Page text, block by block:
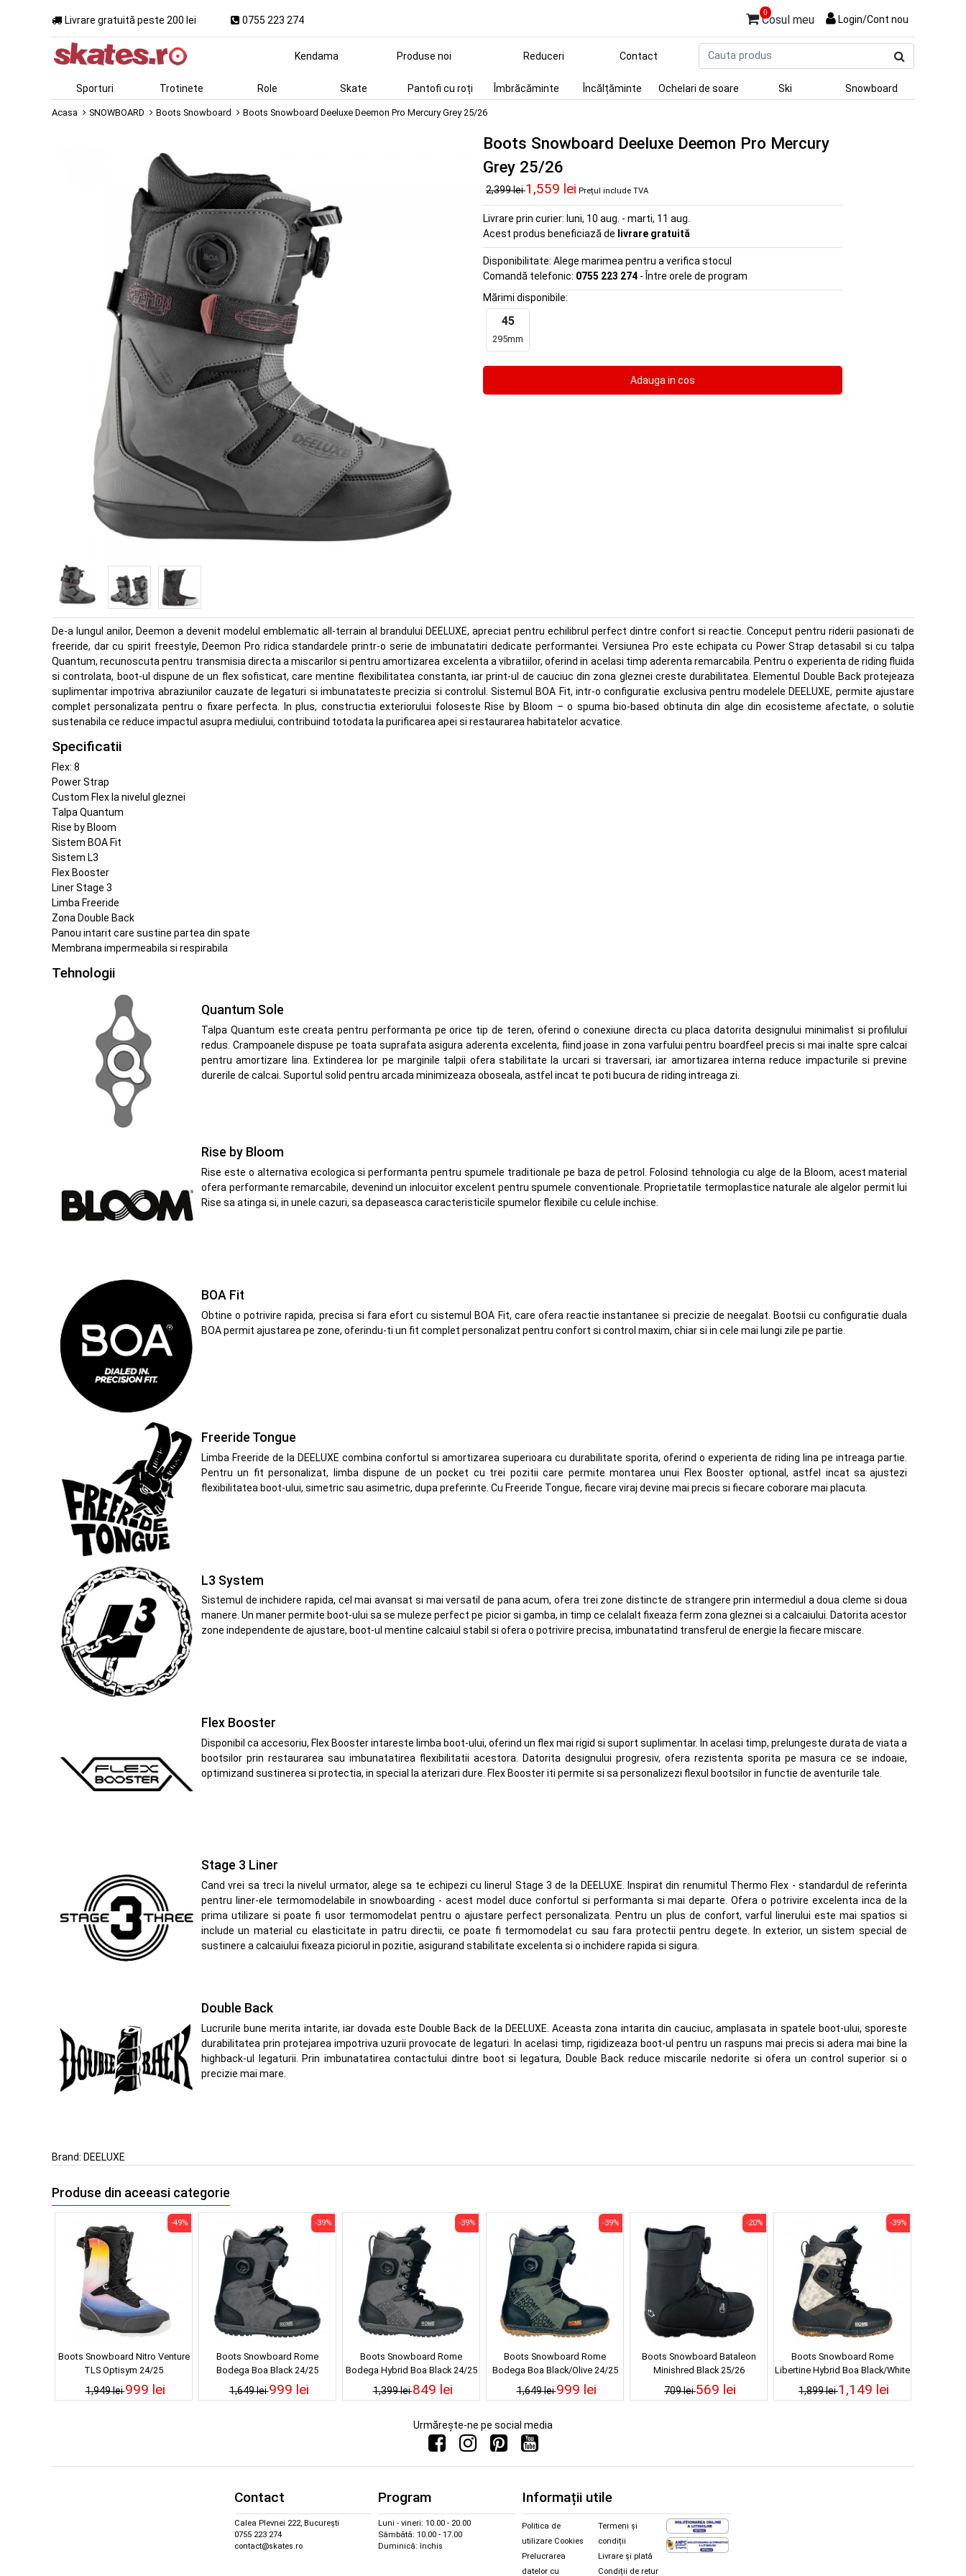
Livrare gratuită peste 200 lei 0755 223 274
0
Cosul meu Login/Cont nou
produs
Kendama Produse noi Reduceri Contact
Sporturi Trotinete Role Skate Pantofi cu roți Îmbrăcăminte Încălțăminte Ochelari de soare Ski Snowboard
Acasa SNOWBOARD Boots Snowboard Boots Snowboard Deeluxe Deemon Pro Mercury Grey 25/26
Boots Snowboard Deeluxe Deemon Pro Mercury
Grey 25/26
2,399 lei1,559 lei Prețul include TVA
Livrare prin curier: luni, 10 aug. - marti, 11 aug.
Acest produs beneficiază de livrare gratuită
Disponibilitate: Alege marimea pentru a verifica stocul
Comandă telefonic: 0755 223 274 - Între orele de program
Mărimi disponibile:
45
295mm
De-a lungul anilor, Deemon a devenit modelul emblematic all-terrain al brandului DEELUXE, apreciat pentru echilibrul perfect dintre confort si reactie. Conceput pentru riderii pasionati de
freeride, dar cu spirit freestyle, Deemon Pro ridica standardele printr-o serie de imbunatatiri dedicate performantei. Versiunea Pro este echipata cu Power Strap detasabil si cu talpa
Quantum, recunoscuta pentru transmisia directa a miscarilor si pentru amortizarea excelenta a vibratiilor, oferind in acelasi timp aderenta remarcabila. Pentru o experienta de riding fluida
si controlata, boot-ul dispune de un flex sofisticat, care mentine flexibilitatea constanta, iar print-ul de cauciuc din zona gleznei creste durabilitatea. Elementul Double Back protejeaza
suplimentar impotriva abraziunilor cauzate de legaturi si imbunatateste precizia si controlul. Sistemul BOA Fit, intr-o configuratie exclusiva pentru modelele DEELUXE, permite ajustare
complet personalizata pentru o fixare perfecta. In plus, constructia exteriorului foloseste Rise by Bloom – o spuma bio-based obtinuta din alge din ecosisteme afectate, o solutie
sustenabila ce reduce impactul asupra mediului, contribuind totodata la purificarea apei si restaurarea habitatelor acvatice.
Specificatii
Flex: 8
Power Strap
Custom Flex la nivelul gleznei
Talpa Quantum
Rise by Bloom
Sistem BOA Fit
Sistem L3
Flex Booster
Liner Stage 3
Limba Freeride
Zona Double Back
Panou intarit care sustine partea din spate
Membrana impermeabila si respirabila
Tehnologii
Quantum Sole
Talpa Quantum este creata pentru performanta pe orice tip de teren, oferind o conexiune directa cu placa datorita designului minimalist si profilului
redus. Crampoanele dispuse pe toata suprafata asigura aderenta excelenta, fiind joase in zona varfului pentru boardfeel precis si mai inalte spre calcai
pentru amortizare lina. Extinderea lor pe marginile talpii ofera stabilitate la urcari si traversari, iar amortizarea interna reduce impacturile si previne
durerile de calcai. Suportul solid pentru arcada minimizeaza oboseala, astfel incat te poti bucura de riding intreaga zi.
Rise by Bloom
Rise este o alternativa ecologica si performanta pentru spumele traditionale pe baza de petrol. Folosind tehnologia cu alge de la Bloom, acest material
ofera performante remarcabile, devenind un inlocuitor excelent pentru spumele conventionale. Proprietatile termoplastice naturale ale algelor permit lui
Rise sa atinga si, in unele cazuri, sa depaseasca caracteristicile spumelor flexibile cu celule inchise.
BOA Fit
Obtine o potrivire rapida, precisa si fara efort cu sistemul BOA Fit, care ofera reactie instantanee si precizie de neegalat. Bootsii cu configuratie duala
BOA permit ajustarea pe zone, oferindu-ti un fit complet personalizat pentru confort si control maxim, chiar si in cele mai lungi zile pe partie.
Freeride Tongue
Limba Freeride de la DEELUXE combina confortul si amortizarea superioara cu durabilitate sporita, oferind o experienta de riding lina pe intreaga partie.
Pentru un fit personalizat, limba dispune de un pocket cu trei pozitii care permite montarea unui Flex Booster optional, astfel incat sa ajustezi
flexibilitatea boot-ului, simetric sau asimetric, dupa preferinte. Cu Freeride Tongue, fiecare viraj devine mai precis si fiecare coborare mai placuta.
L3 System
Sistemul de inchidere rapida, cel mai avansat si mai versatil de pana acum, ofera trei zone distincte de strangere prin intermediul a doua cleme si doua
manere. Un maner permite boot-ului sa se muleze perfect pe picior si gamba, in timp ce celalalt fixeaza ferm zona gleznei si a calcaiului. Datorita acestor
zone independente de ajustare, boot-ul mentine calcaiul stabil si ofera o potrivire precisa, imbunatatind transferul de energie la fiecare miscare.
Flex Booster
Disponibil ca accesoriu, Flex Booster intareste limba boot-ului, oferind un flex mai rigid si suport suplimentar. In acelasi timp, prelungeste durata de viata a
bootsilor prin restaurarea sau imbunatatirea flexibilitatii acestora. Datorita designului progresiv, ofera rezistenta sporita pe masura ce se indoaie,
optimizand sustinerea si protectia, in special la aterizari dure. Flex Booster iti permite si sa personalizezi flexul bootsilor in functie de aventurile tale.
Stage 3 Liner
Cand vrei sa treci la nivelul urmator, alege sa te echipezi cu linerul Stage 3 de la DEELUXE. Inspirat din renumitul Thermo Flex - standardul de referinta
pentru liner-ele termomodelabile in snowboarding - acest model duce confortul si performanta si mai departe. Ofera o potrivire excelenta inca de la
prima utilizare si poate fi usor termomodelat pentru o ajustare perfect personalizata. Pentru un plus de confort, varful linerului este mai spatios si
include un material cu elasticitate in patru directii, ce poate fi termomodelat cu sau fara protectii pentru degete. In exterior, un sistem special de
sustinere a calcaiului fixeaza piciorul in pozitie, asigurand stabilitate excelenta si o inchidere rapida si sigura.
Double Back
Lucrurile bune merita intarite, iar dovada este Double Back de la DEELUXE. Aceasta zona intarita din cauciuc, amplasata in spatele boot-ului, sporeste
durabilitatea prin protejarea impotriva uzurii provocate de legaturi. In acelasi timp, rigidizeaza boot-ul pentru un raspuns mai precis si adera mai bine la
highback-ul legaturii. Prin imbunatatirea contactului dintre boot si legatura, Double Back reduce miscarile nedorite si ofera un control superior si o
precizie mai mare.
Brand: DEELUXE
Produse din aceeasi categorie
Boots Snowboard Nitro Venture
TLS Optisym 24/25
1,949 lei
-49%
999 lei
Boots Snowboard Rome
Bodega Boa Black 24/25
1,649 lei
-39%
999 lei
Boots Snowboard Rome
Bodega Hybrid Boa Black 24/25
1,399 lei
-39%
849 lei
Boots Snowboard Rome
Bodega Boa Black/Olive 24/25
1,649 lei
-39%
999 lei
Boots Snowboard Bataleon
Minishred Black 25/26
709 lei
-20%
569 lei
Boots Snowboard Rome
Libertine Hybrid Boa Black/White
24/25
1,899 lei
-39%
1,149 lei
Urmărește-ne pe social media
Contact
Calea Plevnei 222, București
0755 223 274
contact@skates.ro
Program
Luni - vineri: 10.00 - 20.00
Sâmbătă: 10.00 - 17.00
Duminică: închis
Informații utile
Politica de
utilizare Cookies
Prelucrarea
datelor cu
Termeni și
condiții
Livrare și plată
Condiții de retur